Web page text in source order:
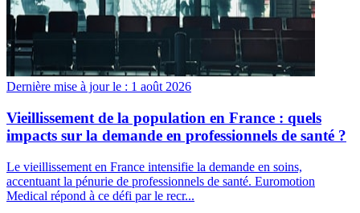
Dernière mise à jour le : 1 août 2026
Vieillissement de la population en France : quels
impacts sur la demande en professionnels de santé ?
Le vieillissement en France intensifie la demande en soins,
accentuant la pénurie de professionnels de santé. Euromotion
Medical répond à ce défi par le recr...